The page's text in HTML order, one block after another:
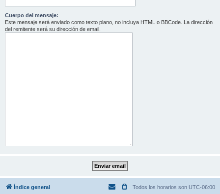
Cuerpo del mensaje:
Este mensaje será enviado como texto plano, no incluya HTML o BBCode. La dirección
del remitente será su dirección de email.
Índice general Todos los horarios son UTC-06:00